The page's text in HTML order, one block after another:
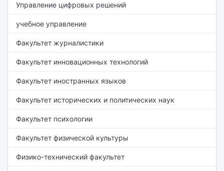
Управление цифровых решений
учебное управление
Факультет журналистики
Факультет инновационных технологий
Факультет иностранных языков
Факультет исторических и политических наук
Факультет психологии
Факультет физической культуры
Физико-технический факультет